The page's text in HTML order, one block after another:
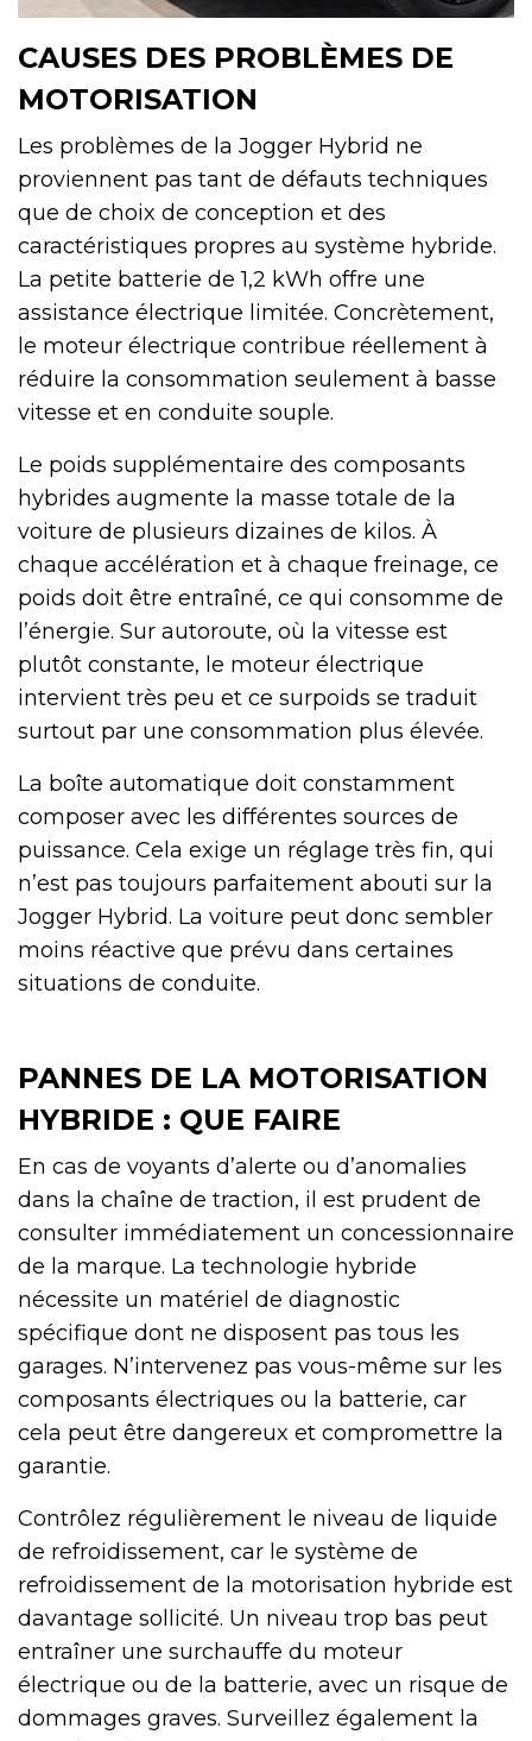
CAUSES DES PROBLÈMES DE
MOTORISATION
Les problèmes de la Jogger Hybrid ne
proviennent pas tant de défauts techniques
que de choix de conception et des
caractéristiques propres au système hybride.
La petite batterie de 1,2 kWh offre une
assistance électrique limitée. Concrètement,
le moteur électrique contribue réellement à
réduire la consommation seulement à basse
vitesse et en conduite souple.
Le poids supplémentaire des composants
hybrides augmente la masse totale de la
voiture de plusieurs dizaines de kilos. À
chaque accélération et à chaque freinage, ce
poids doit être entraîné, ce qui consomme de
l’énergie. Sur autoroute, où la vitesse est
plutôt constante, le moteur électrique
intervient très peu et ce surpoids se traduit
surtout par une consommation plus élevée.
La boîte automatique doit constamment
composer avec les différentes sources de
puissance. Cela exige un réglage très fin, qui
n’est pas toujours parfaitement abouti sur la
Jogger Hybrid. La voiture peut donc sembler
moins réactive que prévu dans certaines
situations de conduite.
PANNES DE LA MOTORISATION
HYBRIDE : QUE FAIRE
En cas de voyants d’alerte ou d’anomalies
dans la chaîne de traction, il est prudent de
consulter immédiatement un concessionnaire
de la marque. La technologie hybride
nécessite un matériel de diagnostic
spécifique dont ne disposent pas tous les
garages. N’intervenez pas vous-même sur les
composants électriques ou la batterie, car
cela peut être dangereux et compromettre la
garantie.
Contrôlez régulièrement le niveau de liquide
de refroidissement, car le système de
refroidissement de la motorisation hybride est
davantage sollicité. Un niveau trop bas peut
entraîner une surchauffe du moteur
électrique ou de la batterie, avec un risque de
dommages graves. Surveillez également la